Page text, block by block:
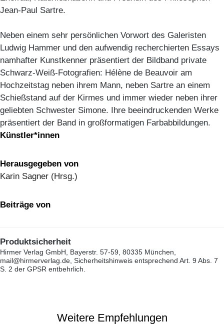
Jean-Paul Sartre.
Neben einem sehr persönlichen Vorwort des Galeristen
Ludwig Hammer und den aufwendig recherchierten Essays
namhafter Kunstkenner präsentiert der Bildband private
Schwarz-Weiß-Fotografien: Hélène de Beauvoir am
Hochzeitstag neben ihrem Mann, neben Sartre an einem
Schießstand auf der Kirmes und immer wieder neben ihrer
geliebten Schwester Simone. Ihre beeindruckenden Werke
präsentiert der Band in großformatigen Farbabbildungen.
Künstler*innen
Herausgegeben von
Karin Sagner (Hrsg.)
Beiträge von
Produktsicherheit
Hirmer Verlag GmbH, Bayerstr. 57-59, 80335 München,
mail@hirmerverlag.de, Sicherheitshinweis entsprechend Art. 9 Abs. 7
S. 2 der GPSR entbehrlich.
Weitere Empfehlungen